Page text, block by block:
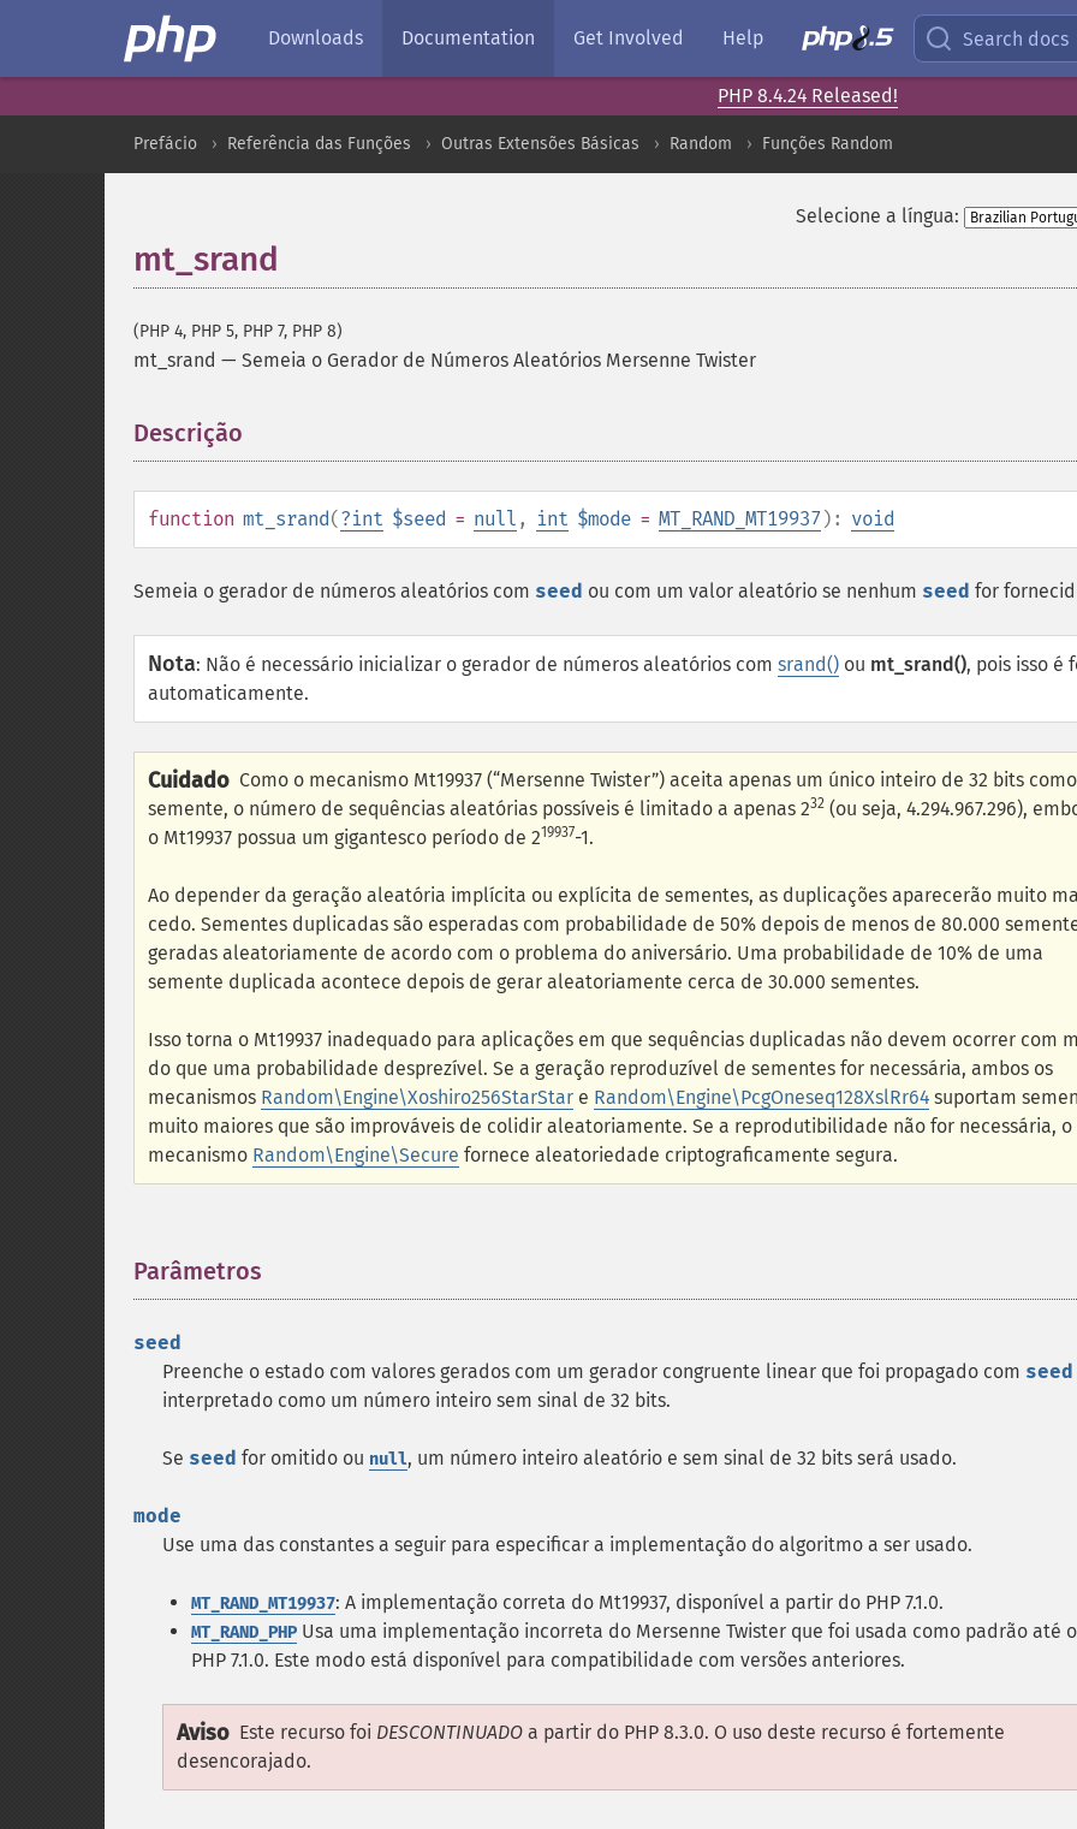
Downloads Documentation Get Involved Help Search docs
PHP 8.4.24 Released!
Prefácio Referência das Funções Outras Extensões Básicas Random Funções Random
Selecione a língua:
mt_srand
(PHP 4, PHP 5, PHP 7, PHP 8)
mt_srand — Semeia o Gerador de Números Aleatórios Mersenne Twister
Descrição
function mt_srand(?int $seed = null , int $mode = MT_RAND_MT19937 ): void
Semeia o gerador de números aleatórios com seed ou com um valor aleatório se nenhum seed for
Nota: Não é necessário inicializar o gerador de números aleatórios com srand() ou mt_srand(), pois isso é
automaticamente.
Cuidado Como o mecanismo Mt19937 (“Mersenne Twister”) aceita apenas um único inteiro de 32 bits como
semente, o número de sequências aleatórias possíveis é limitado a apenas 232 (ou seja, 4.294.967.296),
o Mt19937 possua um gigantesco período de 219937-1.
Ao depender da geração aleatória implícita ou explícita de sementes, as duplicações aparecerão muito
cedo. Sementes duplicadas são esperadas com probabilidade de 50% depois de menos de 80.000
geradas aleatoriamente de acordo com o problema do aniversário. Uma probabilidade de 10% de uma
semente duplicada acontece depois de gerar aleatoriamente cerca de 30.000 sementes.
Isso torna o Mt19937 inadequado para aplicações em que sequências duplicadas não devem ocorrer com
do que uma probabilidade desprezível. Se a geração reproduzível de sementes for necessária, ambos os
mecanismos Random\Engine\Xoshiro256StarStar e Random\Engine\PcgOneseq128XslRr64 suportam
muito maiores que são improváveis de colidir aleatoriamente. Se a reprodutibilidade não for necessária, o
mecanismo Random\Engine\Secure fornece aleatoriedade criptograficamente segura.
Parâmetros
seed
Preenche o estado com valores gerados com um gerador congruente linear que foi propagado com seed
interpretado como um número inteiro sem sinal de 32 bits.
Se seed for omitido ou null, um número inteiro aleatório e sem sinal de 32 bits será usado.
mode
Use uma das constantes a seguir para especificar a implementação do algoritmo a ser usado.
MT_RAND_MT19937: A implementação correta do Mt19937, disponível a partir do PHP 7.1.0.
MT_RAND_PHP Usa uma implementação incorreta do Mersenne Twister que foi usada como padrão até o
PHP 7.1.0. Este modo está disponível para compatibilidade com versões anteriores.
Aviso Este recurso foi DESCONTINUADO a partir do PHP 8.3.0. O uso deste recurso é fortemente
desencorajado.